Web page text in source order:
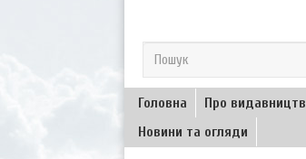
Головна Про
Новини та огляди